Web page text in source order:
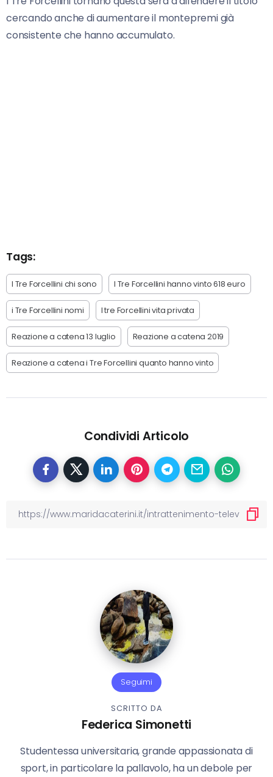
cercando anche di aumentare il montepremi già
consistente che hanno accumulato.
Tags:
I Tre Forcellini chi sono I Tre Forcellini hanno vinto 618 euro
i Tre Forcellini nomi I tre Forcellini vita privata
Reazione a catena 13 luglio Reazione a catena 2019
Reazione a catena i Tre Forcellini quanto hanno vinto
Condividi Articolo
Seguimi
SCRITTO DA
Federica Simonetti
Studentessa universitaria, grande appassionata di
sport, in particolare la pallavolo, ha un debole per